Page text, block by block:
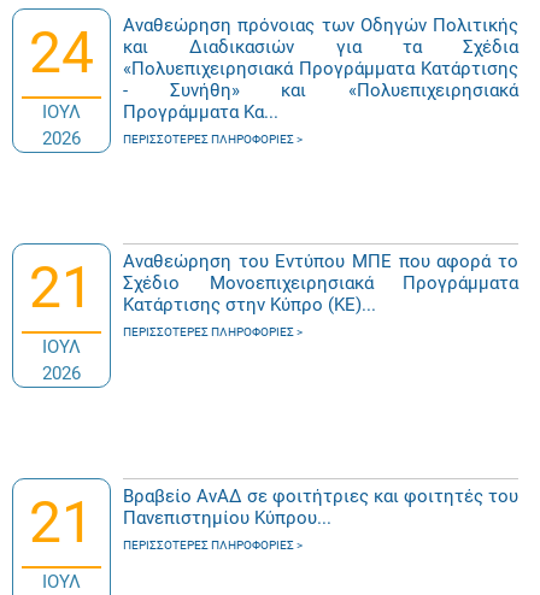
24
ΙΟΥΛ
2026
Αναθεώρηση πρόνοιας των Οδηγών Πολιτικής
και Διαδικασιών για τα Σχέδια
«Πολυεπιχειρησιακά Προγράμματα Κατάρτισης
- Συνήθη» και «Πολυεπιχειρησιακά
Προγράμματα Κα...
ΠΕΡΙΣΣΌΤΕΡΕΣ ΠΛΗΡΟΦΟΡΊΕΣ
21
ΙΟΥΛ
2026
Αναθεώρηση του Εντύπου ΜΠΕ που αφορά το
Σχέδιο Μονοεπιχειρησιακά Προγράμματα
Κατάρτισης στην Κύπρο (ΚΕ)...
ΠΕΡΙΣΣΌΤΕΡΕΣ ΠΛΗΡΟΦΟΡΊΕΣ
21
ΙΟΥΛ
Βραβείο ΑνΑΔ σε φοιτήτριες και φοιτητές του
Πανεπιστημίου Κύπρου...
ΠΕΡΙΣΣΌΤΕΡΕΣ ΠΛΗΡΟΦΟΡΊΕΣ